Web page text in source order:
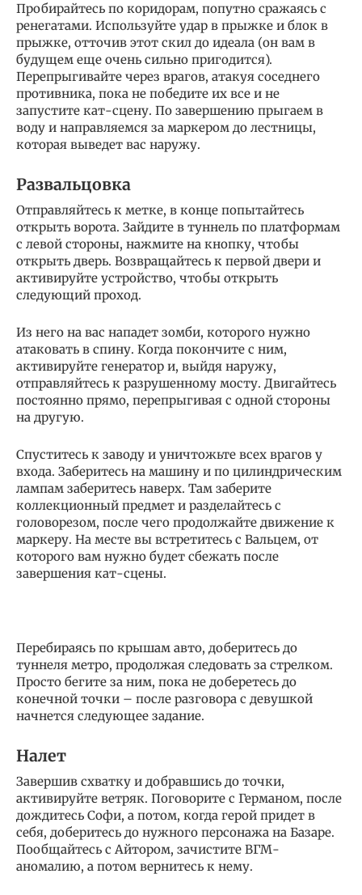
Пробирайтесь по коридорам, попутно сражаясь с
ренегатами. Используйте удар в прыжке и блок в
прыжке, отточив этот скил до идеала (он вам в
будущем еще очень сильно пригодится).
Перепрыгивайте через врагов, атакуя соседнего
противника, пока не победите их все и не
запустите кат-сцену. По завершению прыгаем в
воду и направляемся за маркером до лестницы,
которая выведет вас наружу.
Развальцовка
Отправляйтесь к метке, в конце попытайтесь
открыть ворота. Зайдите в туннель по платформам
с левой стороны, нажмите на кнопку, чтобы
открыть дверь. Возвращайтесь к первой двери и
активируйте устройство, чтобы открыть
следующий проход.
Из него на вас нападет зомби, которого нужно
атаковать в спину. Когда покончите с ним,
активируйте генератор и, выйдя наружу,
отправляйтесь к разрушенному мосту. Двигайтесь
постоянно прямо, перепрыгивая с одной стороны
на другую.
Спуститесь к заводу и уничтожьте всех врагов у
входа. Заберитесь на машину и по цилиндрическим
лампам заберитесь наверх. Там заберите
коллекционный предмет и разделайтесь с
головорезом, после чего продолжайте движение к
маркеру. На месте вы встретитесь с Вальцем, от
которого вам нужно будет сбежать после
завершения кат-сцены.
Перебираясь по крышам авто, доберитесь до
туннеля метро, продолжая следовать за стрелком.
Просто бегите за ним, пока не доберетесь до
конечной точки – после разговора с девушкой
начнется следующее задание.
Налет
Завершив схватку и добравшись до точки,
активируйте ветряк. Поговорите с Германом, после
дождитесь Софи, а потом, когда герой придет в
себя, доберитесь до нужного персонажа на Базаре.
Пообщайтесь с Айтором, зачистите ВГМ-
аномалию, а потом вернитесь к нему.